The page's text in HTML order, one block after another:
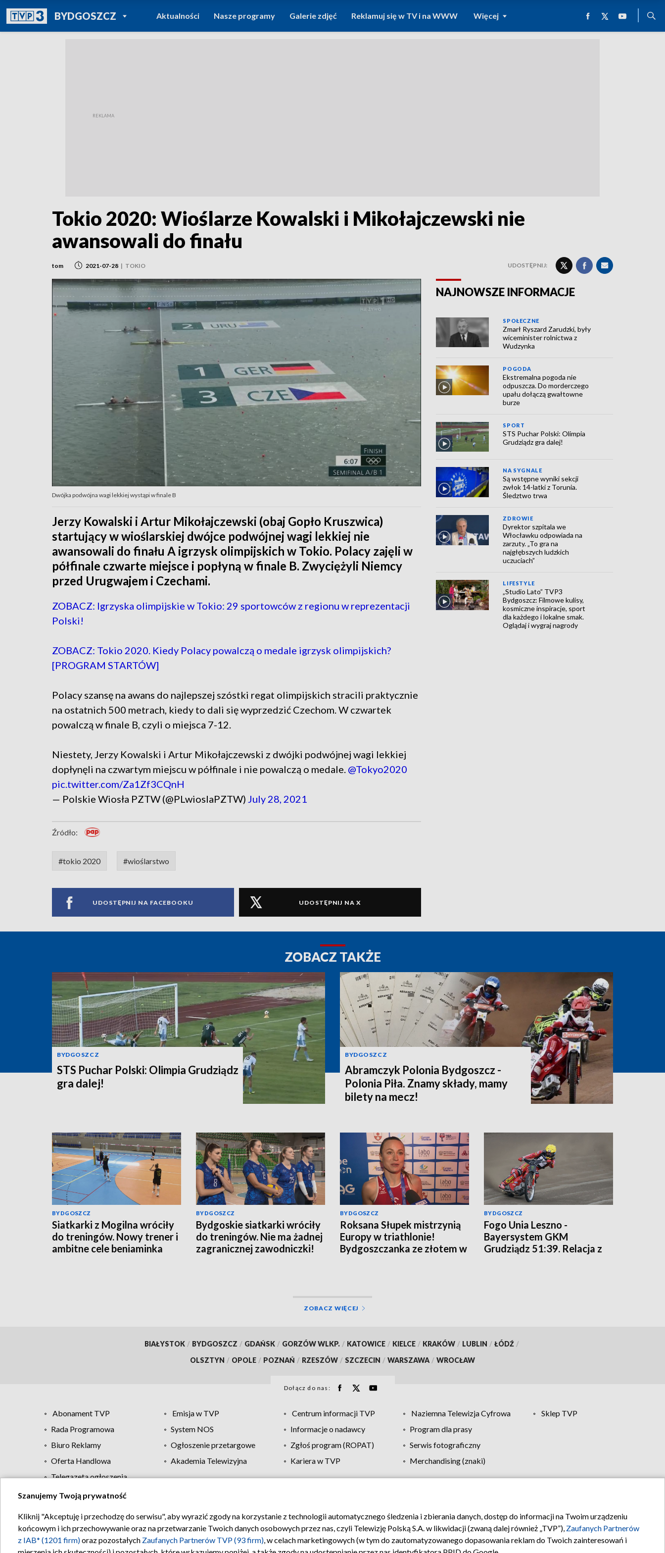
BYDGOSZCZPOWRÓT DO
TVP REGIONY
Aktualności Nasze programy Galerie zdjęć Reklamuj się w TV i na WWW Więcej
Tokio 2020: Wioślarze Kowalski i Mikołajczewski nie
awansowali do finału
tom 2021-07-28 | TOKIO UDOSTĘPNIJ:
Dwójka podwójna wagi lekkiej wystąpi w finale B
Jerzy Kowalski i Artur Mikołajczewski (obaj Gopło Kruszwica)
startujący w wioślarskiej dwójce podwójnej wagi lekkiej nie
awansowali do finału A igrzysk olimpijskich w Tokio. Polacy zajęli w
półfinale czwarte miejsce i popłyną w finale B. Zwyciężyli Niemcy
przed Urugwajem i Czechami.
ZOBACZ: Igrzyska olimpijskie w Tokio: 29 sportowców z regionu w reprezentacji
Polski!
ZOBACZ: Tokio 2020. Kiedy Polacy powalczą o medale igrzysk olimpijskich?
[PROGRAM STARTÓW]
Polacy szansę na awans do najlepszej szóstki regat olimpijskich stracili praktycznie
na ostatnich 500 metrach, kiedy to dali się wyprzedzić Czechom. W czwartek
powalczą w finale B, czyli o miejsca 7-12.
Niestety, Jerzy Kowalski i Artur Mikołajczewski z dwójki podwójnej wagi lekkiej
dopłynęli na czwartym miejscu w półfinale i nie powalczą o medale. @Tokyo2020
pic.twitter.com/Za1Zf3CQnH
— Polskie Wiosła PZTW (@PLwioslaPZTW) July 28, 2021
Źródło:
#tokio 2020 #wioślarstwo
UDOSTĘPNIJ NA FACEBOOKU UDOSTĘPNIJ NA X
NAJNOWSZE INFORMACJE
SPOŁECZNE
Zmarł Ryszard Zarudzki, były
wiceminister rolnictwa z
Wudzynka
POGODA
Ekstremalna pogoda nie
odpuszcza. Do morderczego
upału dołączą gwałtowne
burze
SPORT
STS Puchar Polski: Olimpia
Grudziądz gra dalej!
NA SYGNALE
Są wstępne wyniki sekcji
zwłok 14-latki z Torunia.
Śledztwo trwa
ZDROWIE
Dyrektor szpitala we
Włocławku odpowiada na
zarzuty. „To gra na
najgłębszych ludzkich
uczuciach”
LIFESTYLE
„Studio Lato” TVP3
Bydgoszcz: Filmowe kulisy,
kosmiczne inspiracje, sport
dla każdego i lokalne smak.
Oglądaj i wygraj nagrody
ZOBACZ TAKŻE
BYDGOSZCZ
STS Puchar Polski: Olimpia Grudziądz
gra dalej!
BYDGOSZCZ
Abramczyk Polonia Bydgoszcz -
Polonia Piła. Znamy składy, mamy
bilety na mecz!
BYDGOSZCZ
Siatkarki z Mogilna wróciły
do treningów. Nowy trener i
ambitne cele beniaminka
BYDGOSZCZ
Bydgoskie siatkarki wróciły
do treningów. Nie ma żadnej
zagranicznej zawodniczki!
BYDGOSZCZ
Roksana Słupek mistrzynią
Europy w triathlonie!
Bydgoszczanka ze złotem w
BYDGOSZCZ
Fogo Unia Leszno -
Bayersystem GKM
Grudziądz 51:39. Relacja z
ZOBACZ WIĘCEJ
BIAŁYSTOK / BYDGOSZCZ / GDAŃSK / GORZÓW WLKP. / KATOWICE / KIELCE / KRAKÓW / LUBLIN / ŁÓDŹ /
OLSZTYN / OPOLE / POZNAŃ / RZESZÓW / SZCZECIN / WARSZAWA / WROCŁAW
Dołącz do nas:
Abonament TVP Emisja w TVP Centrum informacji TVP Naziemna Telewizja Cyfrowa
Sklep TVP
Rada Programowa
System NOS Informacje o nadawcy
Program dla prasy
Biuro Reklamy
Ogłoszenie przetargowe Zgłoś program (ROPAT)
Serwis fotograficzny
Oferta Handlowa
Akademia Telewizyjna Kariera w TVP
Merchandising (znaki)
Telegazeta ogłoszenia
Regulamin TVP Polityka prywatności Moje zgody Pomoc Biuro reklamy Kontakt
Szanujemy Twoją prywatność
Kliknij "Akceptuję i przechodzę do serwisu", aby wyrazić zgody na korzystanie z technologii automatycznego śledzenia i zbierania danych, dostęp do informacji na Twoim urządzeniu
końcowym i ich przechowywanie oraz na przetwarzanie Twoich danych osobowych przez nas, czyli Telewizję Polską S.A. w likwidacji (zwaną dalej również „TVP”), Zaufanych Partnerów
z IAB* (1201 firm)oraz pozostałych Zaufanych Partnerów TVP (93 firm), w celach marketingowych (w tym do zautomatyzowanego dopasowania reklam do Twoich zainteresowań i